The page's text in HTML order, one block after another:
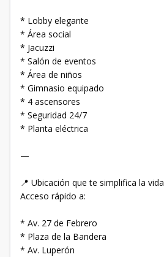
* Lobby elegante
* Área social
* Jacuzzi
* Salón de eventos
* Área de niños
* Gimnasio equipado
* 4 ascensores
* Seguridad 24/7
* Planta eléctrica
—
📍 Ubicación que te simplifica la vida
Acceso rápido a:
* Av. 27 de Febrero
* Plaza de la Bandera
* Av. Luperón